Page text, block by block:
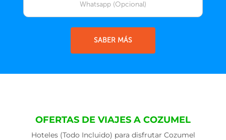
SABER MÁS
OFERTAS DE VIAJES A COZUMEL
Hoteles (Todo Incluido) para disfrutar Cozumel